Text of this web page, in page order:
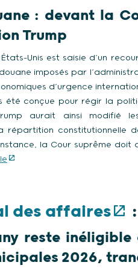
: devant la
Trump
Unis est saisie d’un
imposés par
d’urgence
été conçue pour régir la
aurait ainsi modifié
répartition constitutionnelle
la Cour suprême
des affaires :
reste
2026,